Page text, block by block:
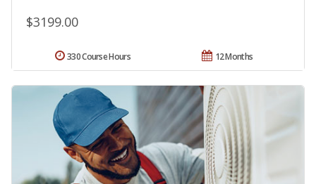
$3199.00
12 Months
330 Course Hours